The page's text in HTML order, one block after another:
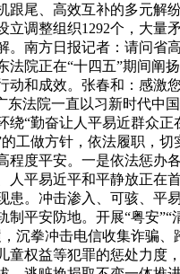
跟尾、高效互补的多元解
立调整组织1292个，大量
。南方日报记者：请问省
法院正在“十四五”期间阐
动和成效。张春和：感激
东法院一直以习新时代中
绕“勤奋让人平易近群众正
工做方针，依法履职，切
程度平安。一是依法惩办
人平易近平和平静放正在
患。冲击渗入、可骇、平
制平安防地。开展“粤安”“
沉拳冲击电信收集诈骗、
童权益等犯罪的惩处力度